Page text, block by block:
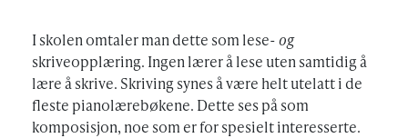
I skolen omtaler man dette som lese-og
skriveopplæring. Ingen lærer å lese uten samtidig å
lære å skrive. Skriving synes å være helt utelatt i de
fleste pianolærebøkene. Dette ses på som
komposisjon, noe som er for spesielt interesserte.